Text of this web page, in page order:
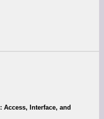
Access, Interface, and